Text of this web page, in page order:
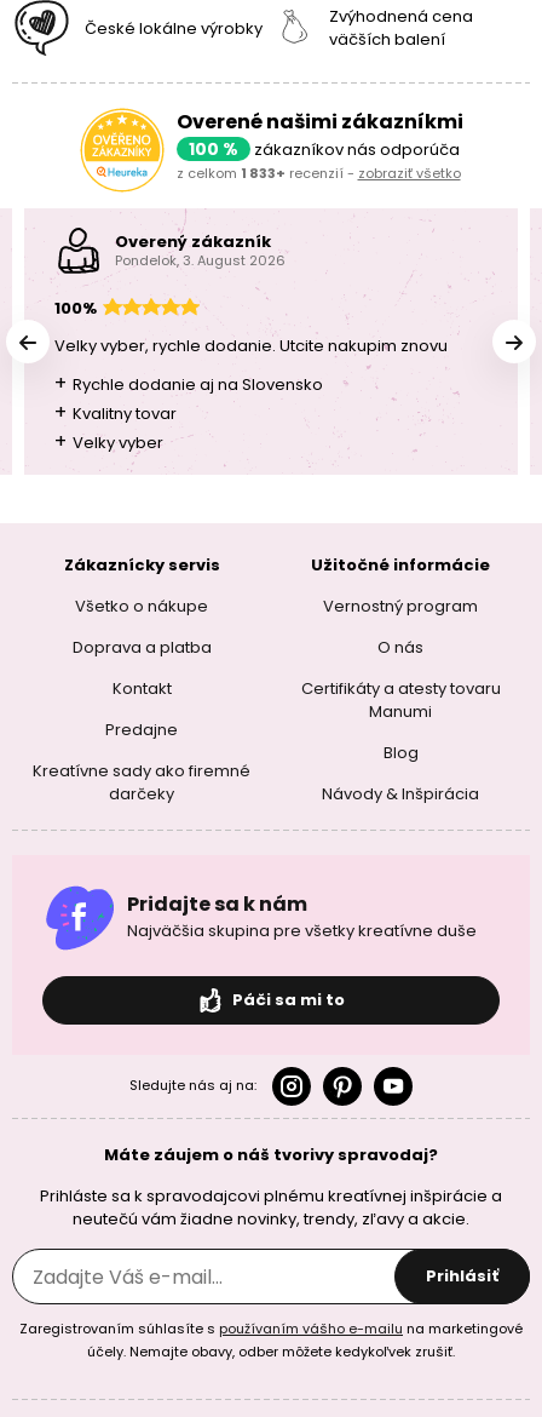
České lokálne výrobky
Zvýhodnená cena
väčších balení
Overené našimi zákazníkmi
100 % zákazníkov nás odporúča
z celkom 1 833+ recenzií - zobraziť všetko
Overený zákazník
Pondelok, 3. August 2026
100%
Velky vyber, rychle dodanie. Utcite nakupim znovu
+ Rychle dodanie aj na Slovensko
+ Kvalitny tovar
+ Velky vyber
Zákaznícky servis
Všetko o nákupe
Doprava a platba
Kontakt
Predajne
Kreatívne sady ako firemné
darčeky
Užitočné informácie
Vernostný program
O nás
Certifikáty a atesty tovaru
Manumi
Blog
Návody & Inšpirácia
Pridajte sa k nám
Najväčšia skupina pre všetky kreatívne duše
Páči sa mi to
Sledujte nás aj na:
Máte záujem o náš tvorivy spravodaj?
Prihláste sa k spravodajcovi plnému kreatívnej inšpirácie a
neutečú vám žiadne novinky, trendy, zľavy a akcie.
Prihlásiť
Zaregistrovaním súhlasíte s používaním vášho e-mailu na marketingové
účely. Nemajte obavy, odber môžete kedykoľvek zrušiť.